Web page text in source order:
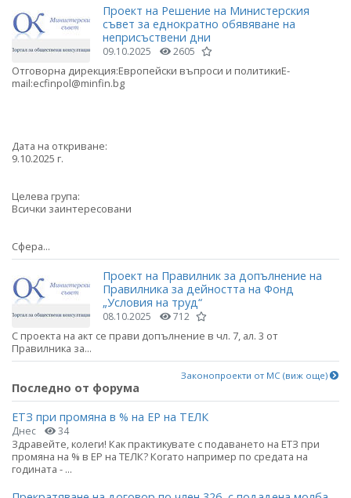
Проект на Решение на Министерския
съвет за еднократно обявяване на
неприсъствени дни
09.10.2025 2605
Отговорна дирекция:Европейски въпроси и политикиE-
mail:ecfinpol@minfin.bg
Дата на откриване:
9.10.2025 г.
Целева група:
Всички заинтересовани
Сфера...
Проект на Правилник за допълнение на
Правилника за дейността на Фонд
„Условия на труд“
08.10.2025 712
С проекта на акт се прави допълнение в чл. 7, ал. 3 от
Правилника за...
Законопроекти от МС (виж още)
Последно от форума
ЕТЗ при промяна в % на ЕР на ТЕЛК
Днес 34
Здравейте, колеги! Как практикувате с подаването на ЕТЗ при
промяна на % в ЕР на ТЕЛК? Когато например по средата на
годината - ...